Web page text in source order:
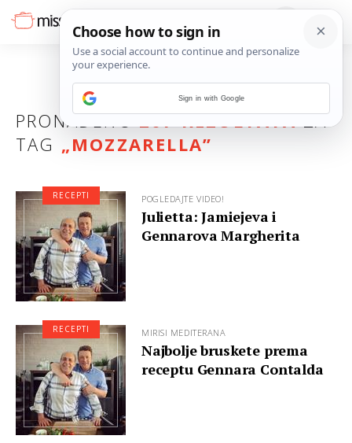
PRONAĐENO207 REZULTATAZA
TAG „MOZZARELLA”
POGLEDAJTE VIDEO!
Julietta: Jamiejeva i
Gennarova Margherita
RECEPTI
MIRISI MEDITERANA
Najbolje bruskete prema
receptu Gennara Contalda
RECEPTI
Sign in with Google